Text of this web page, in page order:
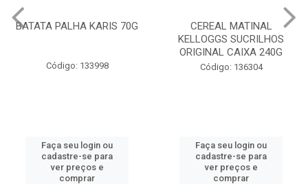
BATATA PALHA KARIS 70G
Código: 133998
Faça seu login ou
cadastre-se para
ver preços e
comprar
CEREAL MATINAL
KELLOGGS SUCRILHOS
ORIGINAL CAIXA 240G
Código: 136304
Faça seu login ou
cadastre-se para
ver preços e
comprar